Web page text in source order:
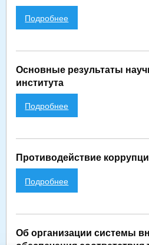
Подробнее
Основные результаты
института
Подробнее
Противодействие
Подробнее
Об организации системы